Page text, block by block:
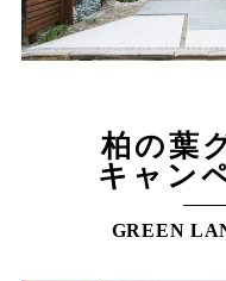
柏の葉
キャン
GREEN